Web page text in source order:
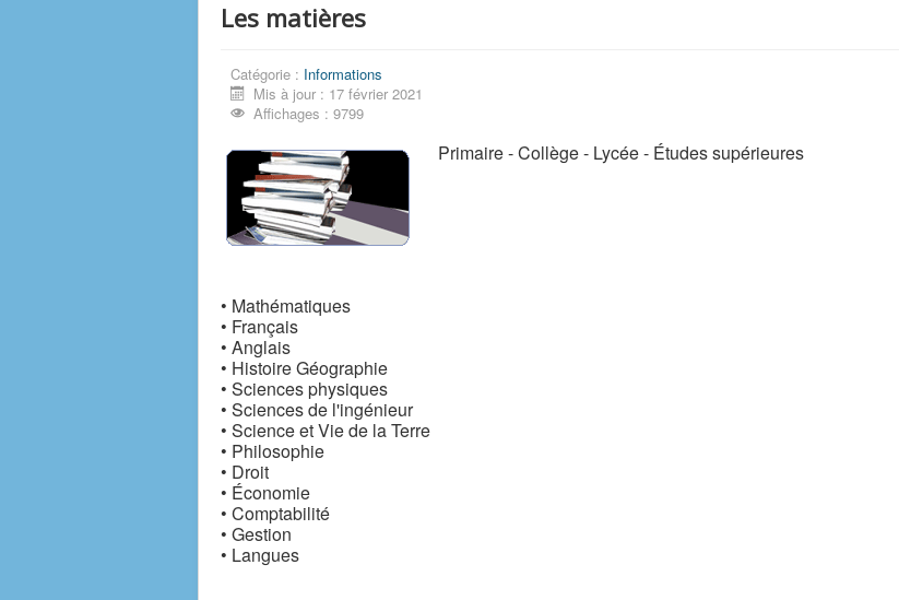
Les matières
Catégorie : Informations
Mis à jour : 17 février 2021
Affichages : 9799
Primaire - Collège - Lycée - Études supérieures
• Mathématiques
• Français
• Anglais
• Histoire Géographie
• Sciences physiques
• Sciences de l'ingénieur
• Science et Vie de la Terre
• Philosophie
• Droit
• Économie
• Comptabilité
• Gestion
• Langues